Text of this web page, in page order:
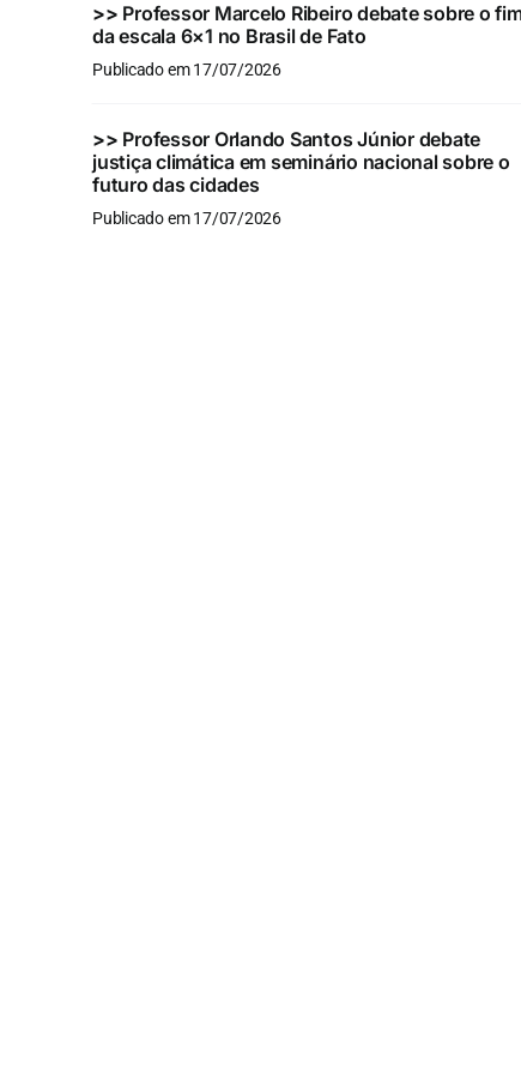
>> Professor Marcelo Ribeiro debate sobre o
da escala 6×1 no Brasil de Fato
Publicado em 17/07/2026
>> Professor Orlando Santos Júnior debate
justiça climática em seminário nacional sobre o
futuro das cidades
Publicado em 17/07/2026